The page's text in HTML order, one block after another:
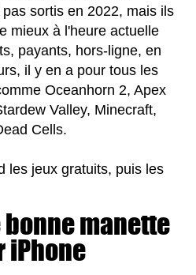
sortis en 2022, mais ils
mieux à l'heure actuelle
payants, hors-ligne, en
il y en a pour tous les
Oceanhorn 2, Apex
Valley, Minecraft,
Cells.
les jeux gratuits, puis les
manette
iPhone